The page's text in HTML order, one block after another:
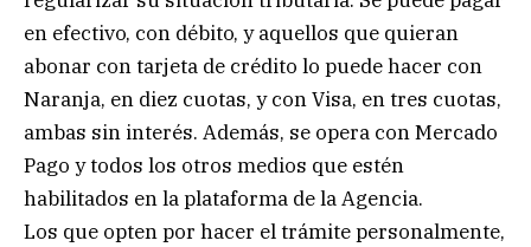
en efectivo, con débito, y aquellos que quieran
abonar con tarjeta de crédito lo puede hacer con
Naranja, en diez cuotas, y con Visa, en tres cuotas,
ambas sin interés. Además, se opera con Mercado
Pago y todos los otros medios que estén
habilitados en la plataforma de la Agencia.
Los que opten por hacer el trámite personalmente,